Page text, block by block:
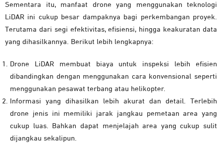
Sementara itu, manfaat drone yang menggunakan teknologi
LiDAR ini cukup besar dampaknya bagi perkembangan proyek.
Terutama dari segi efektivitas, efisiensi, hingga keakuratan data
yang dihasilkannya. Berikut lebih lengkapnya:
Drone LiDAR membuat biaya untuk inspeksi lebih efisien
dibandingkan dengan menggunakan cara konvensional seperti
menggunakan pesawat terbang atau helikopter.
Informasi yang dihasilkan lebih akurat dan detail. Terlebih
drone jenis ini memiliki jarak jangkau pemetaan area yang
cukup luas. Bahkan dapat menjelajah area yang cukup sulit
dijangkau sekalipun.